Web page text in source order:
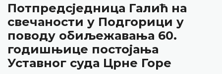
Потпредсједница Галић на
свечаности у Подгорици у
поводу обиљежавања 60.
годишњице постојања
Уставног суда Црне Горе